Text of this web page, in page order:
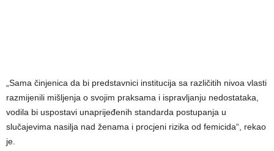
„Sama činjenica da bi predstavnici institucija sa različitih nivoa vlasti
razmijenili mišljenja o svojim praksama i ispravljanju nedostataka,
vodila bi uspostavi unaprijeđenih standarda postupanja u
slučajevima nasilja nad ženama i procjeni rizika od femicida“, rekao
je.